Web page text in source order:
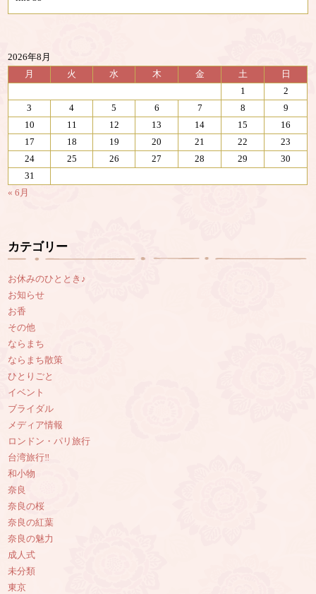
2026年8月
月
火 水 木 金 土
日
1
2
3
4 5 6 7 8
9
10
11 12 13 14 15
16
17
18 19 20 21 22
23
24
25 26 27 28 29
30
31
« 6月
カテゴリー
お休みのひととき♪
お知らせ
お香
その他
ならまち
ならまち散策
ひとりごと
イベント
ブライダル
メディア情報
ロンドン・パリ旅行
台湾旅行‼︎
和小物
奈良
奈良の桜
奈良の紅葉
奈良の魅力
成人式
未分類
東京